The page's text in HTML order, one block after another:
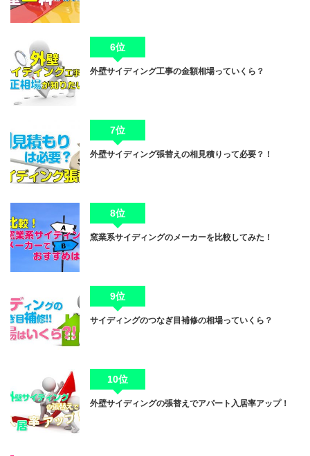
6位
外壁サイディング工事の金額相場っていくら？
7位
外壁サイディング張替えの相見積りって必要？！
8位
窯業系サイディングのメーカーを比較してみた！
9位
サイディングのつなぎ目補修の相場っていくら？
10位
外壁サイディングの張替えでアパート入居率アップ！